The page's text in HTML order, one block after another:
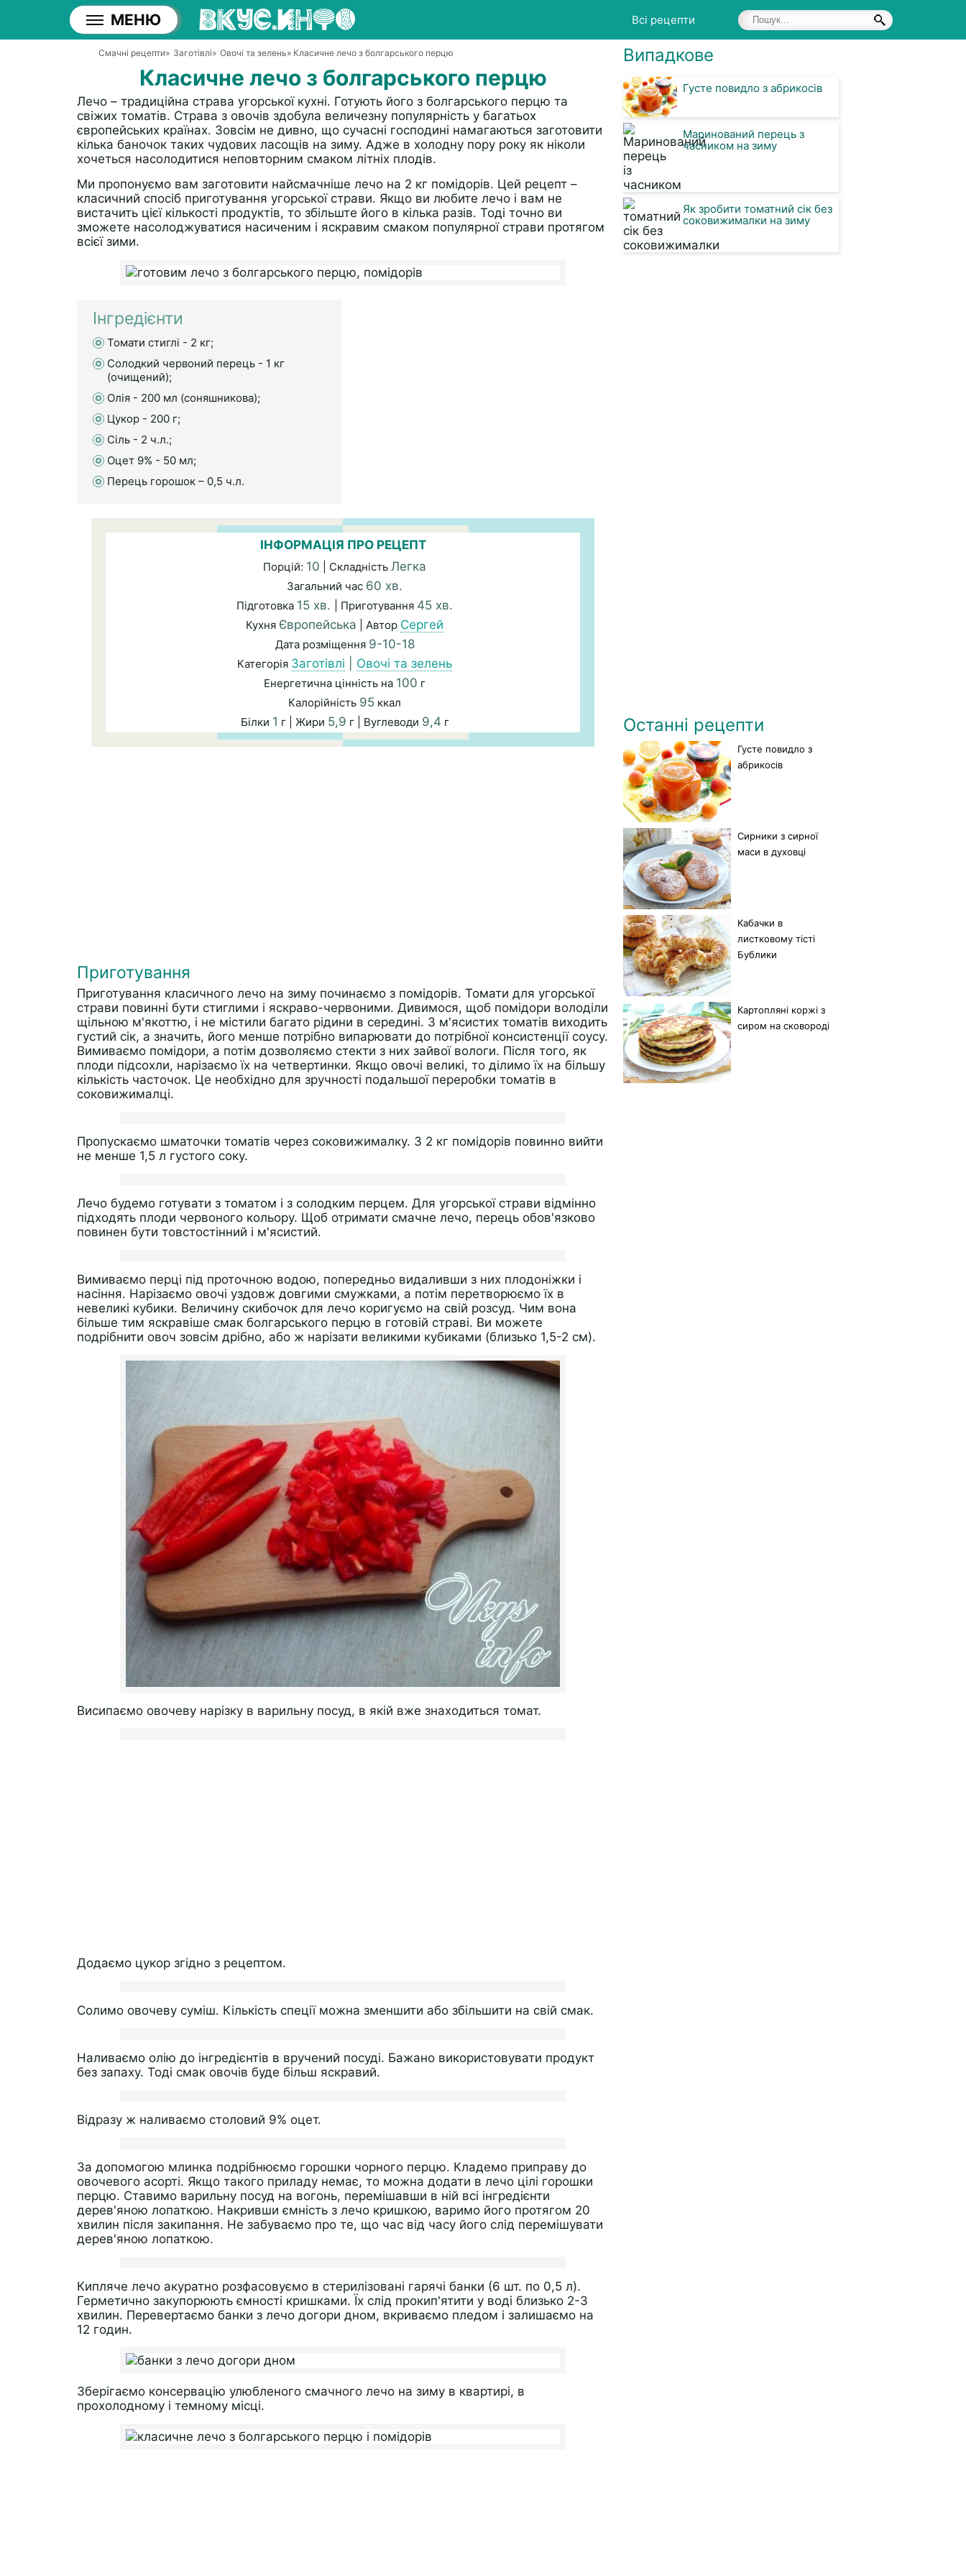
МЕНЮ Всі рецепти
Смачні рецепти» Заготівлі» Овочі та зелень» Класичне лечо з болгарського перцю
Класичне лечо з болгарського перцю
Лечо – традиційна страва угорської кухні. Готують його з болгарського перцю та
свіжих томатів. Страва з овочів здобула величезну популярність у багатьох
європейських країнах. Зовсім не дивно, що сучасні господині намагаються заготовити
кілька баночок таких чудових ласощів на зиму. Адже в холодну пору року як ніколи
хочеться насолодитися неповторним смаком літніх плодів.
Ми пропонуємо вам заготовити найсмачніше лечо на 2 кг помідорів. Цей рецепт –
класичний спосіб приготування угорської страви. Якщо ви любите лечо і вам не
вистачить цієї кількості продуктів, то збільште його в кілька разів. Тоді точно ви
зможете насолоджуватися насиченим і яскравим смаком популярної страви протягом
всієї зими.
Інгредієнти
Томати стиглі - 2 кг;
Солодкий червоний перець - 1 кг
(очищений);
Олія - 200 мл (соняшникова);
Цукор - 200 г;
Сіль - 2 ч.л.;
Оцет 9% - 50 мл;
Перець горошок – 0,5 ч.л.
ІНФОРМАЦІЯ ПРО РЕЦЕПТ
Порцій: 10 | Складність Легка
Загальний час 60 хв.
Підготовка 15 хв. | Приготування 45 хв.
Кухня Європейська | Автор Сергей
Дата розміщення 9-10-18
Категорія Заготівлі Овочі та зелень
Енергетична цінність на 100 г
Калорійність 95 ккал
Білки 1 г | Жири 5,9 г | Вуглеводи 9,4 г
Приготування
Приготування класичного лечо на зиму починаємо з помідорів. Томати для угорської
страви повинні бути стиглими і яскраво-червоними. Дивимося, щоб помідори володіли
щільною м'якоттю, і не містили багато рідини в середині. З м'ясистих томатів виходить
густий сік, а значить, його менше потрібно випарювати до потрібної консистенції соусу.
Вимиваємо помідори, а потім дозволяємо стекти з них зайвої вологи. Після того, як
плоди підсохли, нарізаємо їх на четвертинки. Якщо овочі великі, то ділимо їх на більшу
кількість часточок. Це необхідно для зручності подальшої переробки томатів в
соковижималці.
Пропускаємо шматочки томатів через соковижималку. З 2 кг помідорів повинно вийти
не менше 1,5 л густого соку.
Лечо будемо готувати з томатом і з солодким перцем. Для угорської страви відмінно
підходять плоди червоного кольору. Щоб отримати смачне лечо, перець обов'язково
повинен бути товстостінний і м'ясистий.
Вимиваємо перці під проточною водою, попередньо видаливши з них плодоніжки і
насіння. Нарізаємо овочі уздовж довгими смужками, а потім перетворюємо їх в
невеликі кубики. Величину скибочок для лечо коригуємо на свій розсуд. Чим вона
більше тим яскравіше смак болгарського перцю в готовій страві. Ви можете
подрібнити овоч зовсім дрібно, або ж нарізати великими кубиками (близько 1,5-2 см).
Висипаємо овочеву нарізку в варильну посуд, в якій вже знаходиться томат.
Додаємо цукор згідно з рецептом.
Солимо овочеву суміш. Кількість спеції можна зменшити або збільшити на свій смак.
Наливаємо олію до інгредієнтів в вручений посуді. Бажано використовувати продукт
без запаху. Тоді смак овочів буде більш яскравий.
Відразу ж наливаємо столовий 9% оцет.
За допомогою млинка подрібнюємо горошки чорного перцю. Кладемо приправу до
овочевого асорті. Якщо такого приладу немає, то можна додати в лечо цілі горошки
перцю. Ставимо варильну посуд на вогонь, перемішавши в ній всі інгредієнти
дерев'яною лопаткою. Накривши ємність з лечо кришкою, варимо його протягом 20
хвилин після закипання. Не забуваємо про те, що час від часу його слід перемішувати
дерев'яною лопаткою.
Кипляче лечо акуратно розфасовуємо в стерилізовані гарячі банки (6 шт. по 0,5 л).
Герметично закупорюють ємності кришками. Їх слід прокип'ятити у воді близько 2-3
хвилин. Перевертаємо банки з лечо догори дном, вкриваємо пледом і залишаємо на
12 годин.
Зберігаємо консервацію улюбленого смачного лечо на зиму в квартирі, в
прохолодному і темному місці.
Випадкове
Густе повидло з абрикосів
Маринований перець з
часником на зиму
Як зробити томатний сік без
соковижималки на зиму
Останні рецепти
Густе повидло з
абрикосів
Сирники з сирної
маси в духовці
Кабачки в
листковому тісті
Бублики
Картопляні коржі з
сиром на сковороді